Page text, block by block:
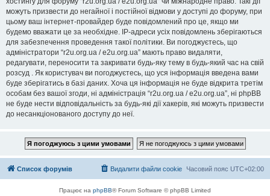
можуть призвести до негайної і постійної відмови у доступі до форуму, при
цьому ваш інтернет-провайдер буде повідомлений про це, якщо ми
будемо вважати це за необхідне. IP-адреси усіх повідомлень зберігаються
для забезпечення проведення такої політики. Ви погоджуєтесь, що
адміністратори “r2u.org.ua / e2u.org.ua” мають право видаляти,
редагувати, переносити та закривати будь-яку тему в будь-який час на свій
розсуд . Як користувач ви погоджуєтесь, що уся інформація введена вами
буде зберігатись в базі даних. Хоча ця інформація не буде відкрита третім
особам без вашої згоди, ні адміністрація “r2u.org.ua / e2u.org.ua”, ні phpBB
не буде нести відповідальність за будь-які дії хакерів, які можуть призвести
до несанкціонованого доступу до неї.
Список форумів Часовий пояс UTC+02:00
Видалити файли cookie
Працює на phpBB® Forum Software © phpBB Limited